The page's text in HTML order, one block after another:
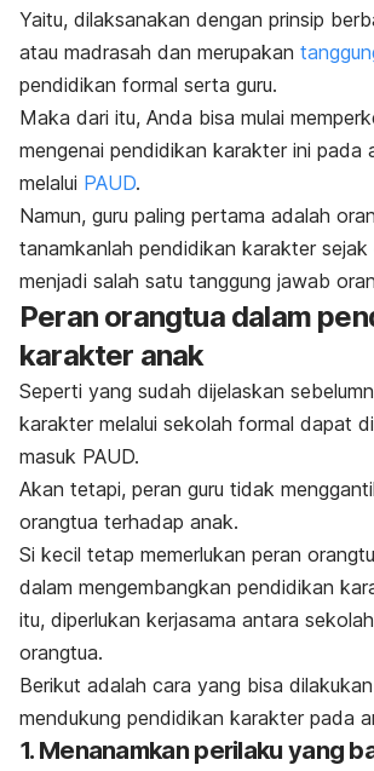
Yaitu, dilaksanakan dengan prinsip
atau madrasah dan merupakan
pendidikan formal serta guru.
Maka dari itu, Anda bisa mulai
mengenai pendidikan karakter ini pada
melalui PAUD.
Namun, guru paling pertama adalah
tanamkanlah pendidikan karakter sejak
menjadi salah satu tanggung jawab
Peran orangtua dalam
karakter anak
Seperti yang sudah dijelaskan
karakter melalui sekolah formal dapat
masuk PAUD.
Akan tetapi, peran guru tidak
orangtua terhadap anak.
Si kecil tetap memerlukan peran
dalam mengembangkan pendidikan
itu, diperlukan kerjasama antara
orangtua.
Berikut adalah cara yang bisa
mendukung pendidikan karakter pada
1. Menanamkan perilaku yang